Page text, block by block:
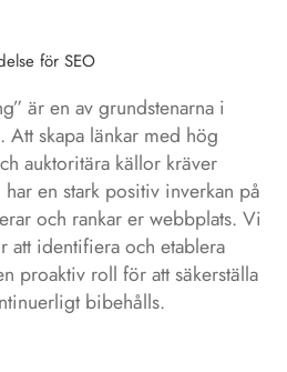
för SEO
är en av grundstenarna i
Att skapa länkar med hög
auktoritära källor kräver
en stark positiv inverkan på
och rankar er webbplats. Vi
att identifiera och etablera
proaktiv roll för att säkerställa
bibehålls.